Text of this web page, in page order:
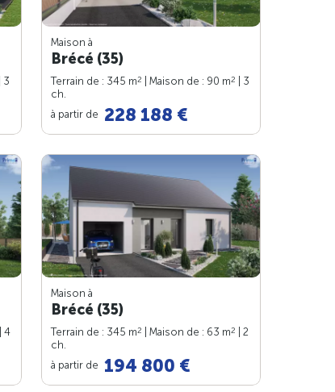
| 3
Maison à
Brécé (35)
Terrain de : 345 m2 | Maison de : 90 m2
| 3
ch.
à partir de 228 188 €
| 4
Maison à
Brécé (35)
Terrain de : 345 m2 | Maison de : 63 m2
| 2
ch.
à partir de 194 800 €